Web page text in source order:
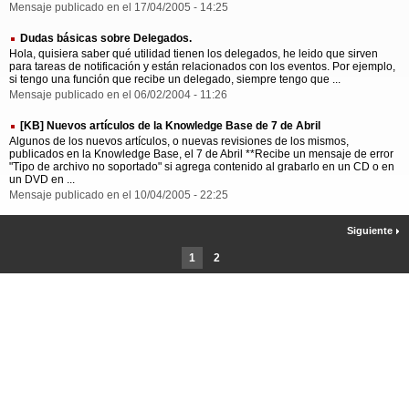
Mensaje publicado en el 17/04/2005 - 14:25
Dudas básicas sobre Delegados.
Hola, quisiera saber qué utilidad tienen los delegados, he leido que sirven
para tareas de notificación y están relacionados con los eventos. Por ejemplo,
si tengo una función que recibe un delegado, siempre tengo que ...
Mensaje publicado en el 06/02/2004 - 11:26
[KB] Nuevos artículos de la Knowledge Base de 7 de Abril
Algunos de los nuevos artículos, o nuevas revisiones de los mismos,
publicados en la Knowledge Base, el 7 de Abril **Recibe un mensaje de error
"Tipo de archivo no soportado" si agrega contenido al grabarlo en un CD o en
un DVD en ...
Mensaje publicado en el 10/04/2005 - 22:25
1 2
Siguiente